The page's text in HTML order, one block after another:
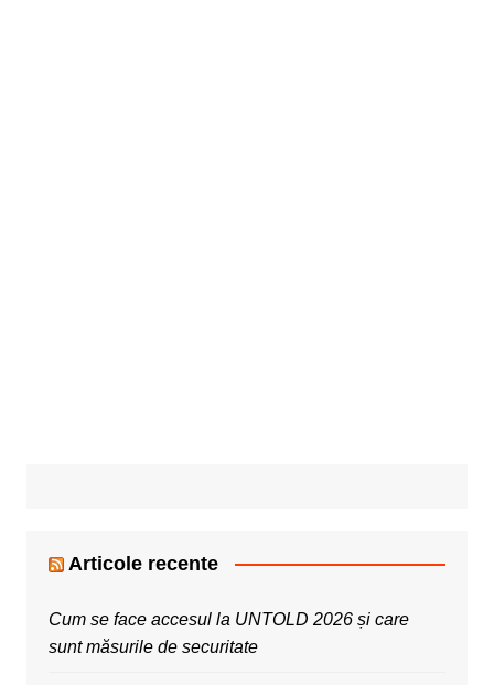
Articole recente
Cum se face accesul la UNTOLD 2026 și care
sunt măsurile de securitate